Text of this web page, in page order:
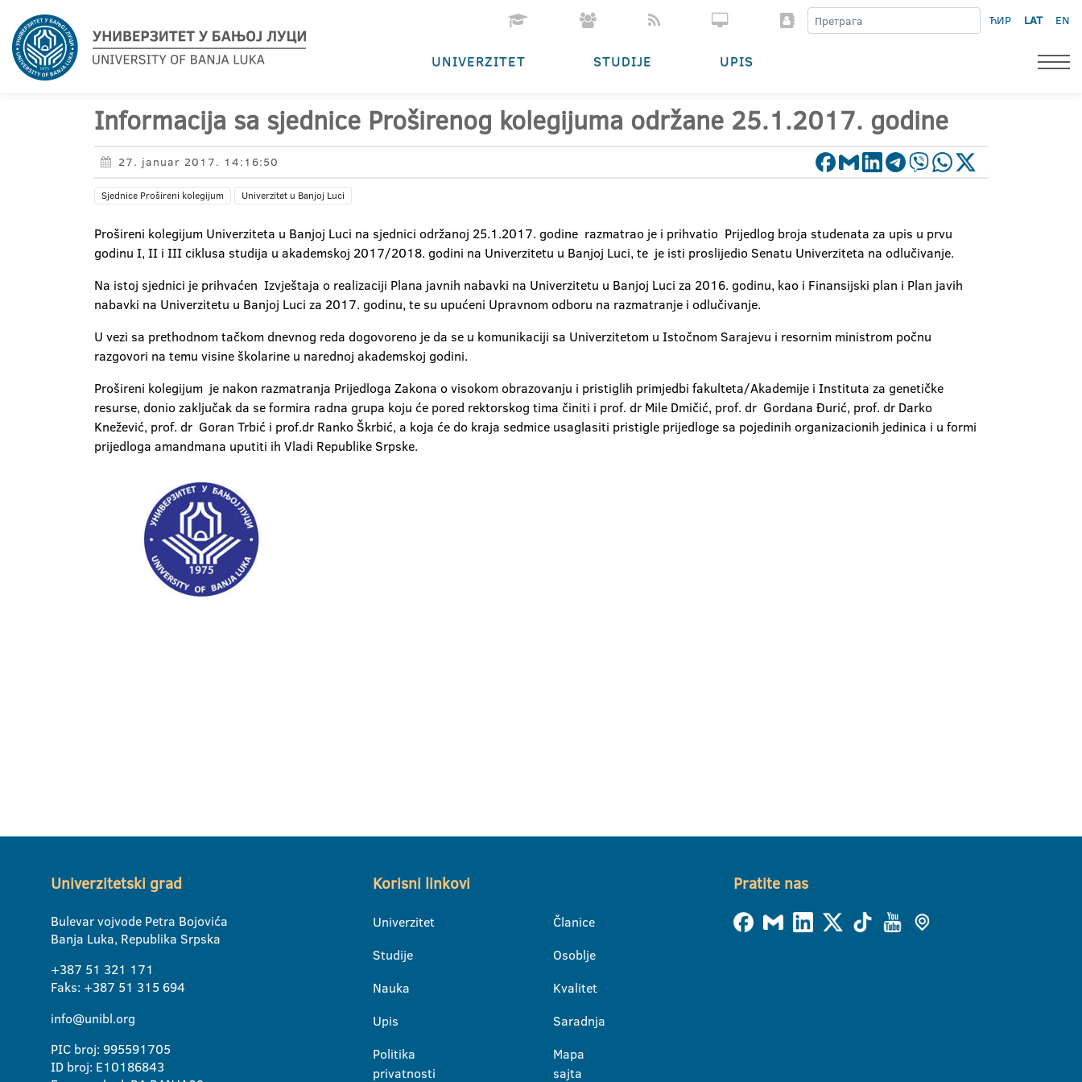
ЋИР LAT EN
UNIVERZITET STUDIJE UPIS
Informacija sa sjednice Proširenog kolegijuma održane 25.1.2017. godine
27. januar 2017. 14:16:50
Sjednice Prošireni kolegijum Univerzitet u Banjoj Luci
Prošireni kolegijum Univerziteta u Banjoj Luci na sjednici održanoj 25.1.2017. godine razmatrao je i prihvatio Prijedlog broja studenata za upis u prvu
godinu I, II i III ciklusa studija u akademskoj 2017/2018. godini na Univerzitetu u Banjoj Luci, te je isti proslijedio Senatu Univerziteta na odlučivanje.
Na istoj sjednici je prihvaćen Izvještaja o realizaciji Plana javnih nabavki na Univerzitetu u Banjoj Luci za 2016. godinu, kao i Finansijski plan i Plan javih
nabavki na Univerzitetu u Banjoj Luci za 2017. godinu, te su upućeni Upravnom odboru na razmatranje i odlučivanje.
U vezi sa prethodnom tačkom dnevnog reda dogovoreno je da se u komunikaciji sa Univerzitetom u Istočnom Sarajevu i resornim ministrom počnu
razgovori na temu visine školarine u narednoj akademskoj godini.
Prošireni kolegijum je nakon razmatranja Prijedloga Zakona o visokom obrazovanju i pristiglih primjedbi fakulteta/Akademije i Instituta za genetičke
resurse, donio zaključak da se formira radna grupa koju će pored rektorskog tima činiti i prof. dr Mile Dmičić, prof. dr Gordana Đurić, prof. dr Darko
Knežević, prof. dr Goran Trbić i prof.dr Ranko Škrbić, a koja će do kraja sedmice usaglasiti pristigle prijedloge sa pojedinih organizacionih jedinica i u formi
prijedloga amandmana uputiti ih Vladi Republike Srpske.
Univerzitetski grad
Bulevar vojvode Petra Bojovića
Banja Luka, Republika Srpska
+387 51 321 171
Faks: +387 51 315 694
info@unibl.org
PIC broj: 995591705
ID broj: E10186843
Korisni linkovi
Univerzitet
Studije
Nauka
Upis
Politika
privatnosti
Članice
Osoblje
Kvalitet
Saradnja
Mapa
sajta
Pratite nas